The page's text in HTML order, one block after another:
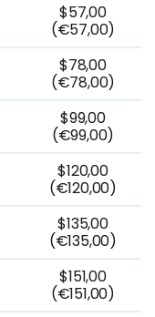
$57,00
(€57,00)
$78,00
(€78,00)
$99,00
(€99,00)
$120,00
(€120,00)
$135,00
(€135,00)
$151,00
(€151,00)